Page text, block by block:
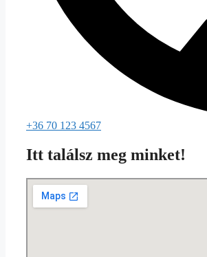
+36 70 123 4567
Itt találsz meg minket!